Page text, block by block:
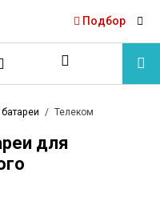
Подбор
Телеком
для